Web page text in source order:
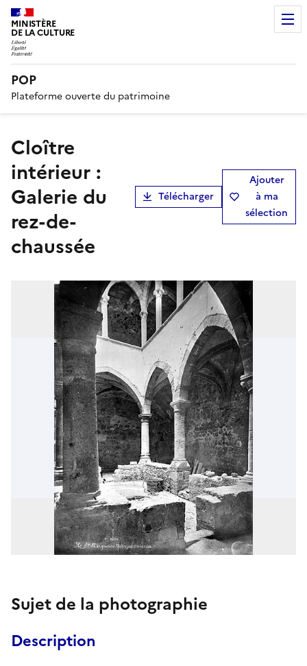
MINISTÈRE
DE LA CULTURE
POP
Plateforme ouverte du patrimoine
Cloître
intérieur :
Galerie du
rez-de-
chaussée
Télécharger
Ajouter
à ma
sélection
Sujet de la photographie
Description